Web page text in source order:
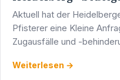
Aktuell hat der
Pfisterer eine Kleine
Zugausfälle und -
Weiterlesen →